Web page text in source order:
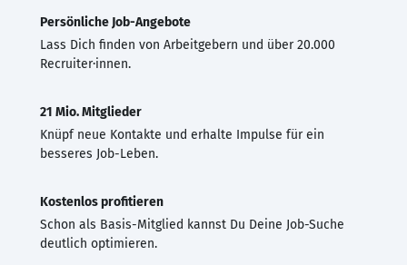
Persönliche Job-Angebote
Lass Dich finden von Arbeitgebern und über 20.000
Recruiter·innen.
21 Mio. Mitglieder
Knüpf neue Kontakte und erhalte Impulse für ein
besseres Job-Leben.
Kostenlos profitieren
Schon als Basis-Mitglied kannst Du Deine Job-Suche
deutlich optimieren.